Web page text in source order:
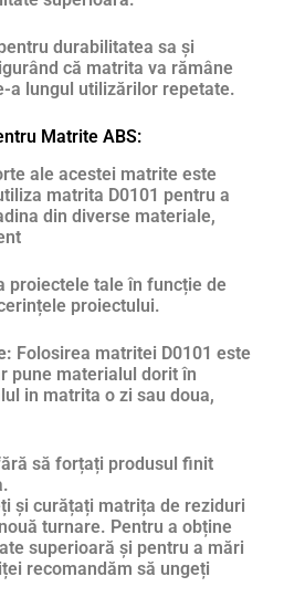
durabilitatea sa și
că matrita va rămâne
a lungul utilizărilor repetate.
Matrite ABS:
ale acestei matrite este
matrita D0101 pentru a
din diverse materiale,
proiectele tale în funcție de
proiectului.
Folosirea matritei D0101 este
pune materialul dorit în
in matrita o zi sau doua,
să forțați produsul finit
și curățați matrița de reziduri
turnare. Pentru a obține
superioară și pentru a mări
recomandăm să ungeți